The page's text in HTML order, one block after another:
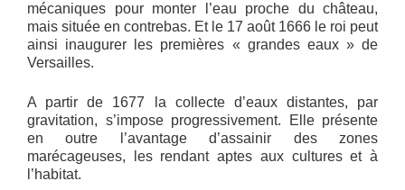
mécaniques pour monter l’eau proche du château,
mais située en contrebas. Et le 17 août 1666 le roi peut
ainsi inaugurer les premières « grandes eaux » de
Versailles.
A partir de 1677 la collecte d’eaux distantes, par
gravitation, s’impose progressivement. Elle présente
en outre l’avantage d’assainir des zones
marécageuses, les rendant aptes aux cultures et à
l’habitat.